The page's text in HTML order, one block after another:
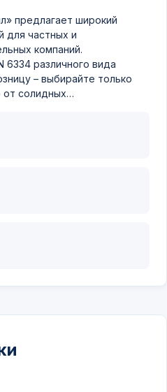
предлагает широкий
для частных и
компаний.
6334 различного вида
– выбирайте только
от солидных…